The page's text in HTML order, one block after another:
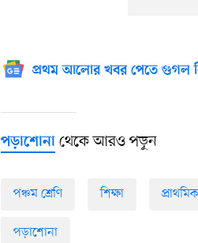
প্রথম আলোর খবর পেতে গুগল
পড়াশোনা থেকে আরও পড়ুন
পঞ্চম শ্রেণি শিক্ষা
পড়াশোনা